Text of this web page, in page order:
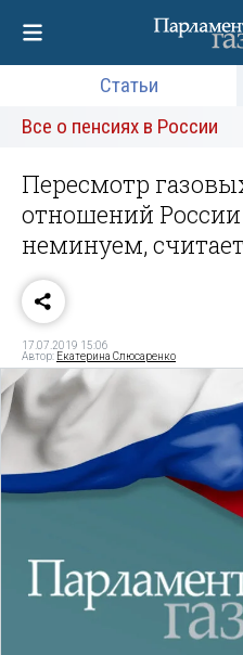
Статьи
Все о пенсиях в России
Пересмотр
отношений
неминуем,
17.07.2019 15:06
Автор: Екатерина Слюсаренко